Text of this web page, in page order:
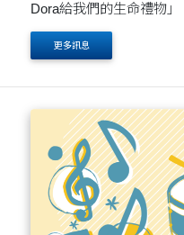
Dora給我們的生命禮物
媽，音樂教育工作者），
備有餐點，歡迎對本專題
會相關....
更多訊息